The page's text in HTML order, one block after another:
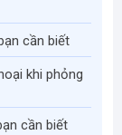
cần biết
khi phỏng
cần biết